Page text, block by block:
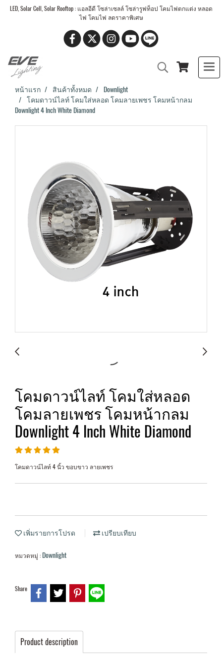
LED, Solar Cell, Solar Rooftop : แอลอีดี โซล่าเซลล์ โซล่ารูฟท็อป โคมไฟตกแต่ง หลอด
ไฟ โคมไฟ ลดราคาพิเศษ
หน้าแรก สินค้าทั้งหมด
Downlight
โคมดาวน์ไลท์ โคมใส่หลอด โคมลายเพชร โคมหน้ากลม
Downlight 4 Inch White Diamond
โคมดาวน์ไลท์ โคมใส่หลอด
โคมลายเพชร โคมหน้ากลม
Downlight 4 Inch White Diamond
โคมดาวน์ไลท์ 4 นิ้ว ขอบขาว ลายเพชร
เพิ่มรายการโปรด เปรียบเทียบ
หมวดหมู่ : Downlight
Share
Product description